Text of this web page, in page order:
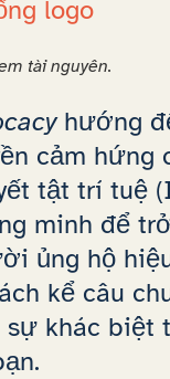
tài nguyên.
hướng
cảm hứng
tật trí tuệ
minh để
ủng hộ
kể câu
sự khác biệt